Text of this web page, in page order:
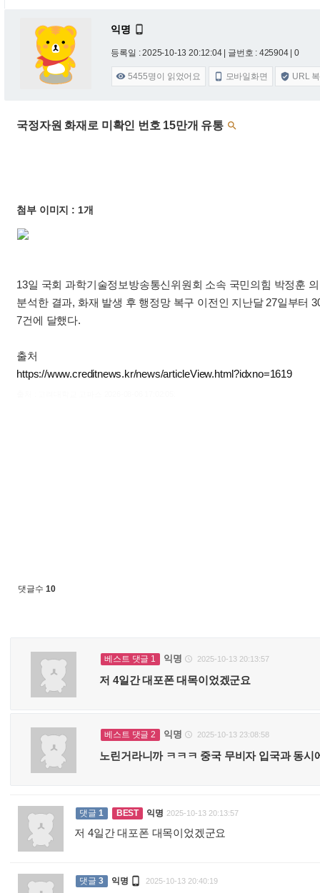
익명 
등록일 : 2025-10-13 20:12:04 | 글번호 : 425904 | 0
 5455명이 읽었어요  모바일화면  URL
국정자원 화재로 미확인 번호 15만개 유통 
첨부 이미지 : 1개
13일 국회 과학기술정보방송통신위원회 소속 국민의힘 박정훈
분석한 결과, 화재 발생 후 행정망 복구 이전인 지난달 27일부터
7건에 달했다.
출처
https://www.creditnews.kr/news/articleView.html?idxno=1619
댓글수 10
베스트 댓글 1 익명  2025-10-13 20:13:57
저 4일간 대포폰 대목이었겠군요
베스트 댓글 2 익명  2025-10-13 23:08:58
노린거라니까 ㅋㅋㅋ 중국 무비자 입국과 동
댓글 1 BEST 익명 2025-10-13 20:13:57
저 4일간 대포폰 대목이었겠군요
댓글 3 익명  2025-10-13 20:40:19